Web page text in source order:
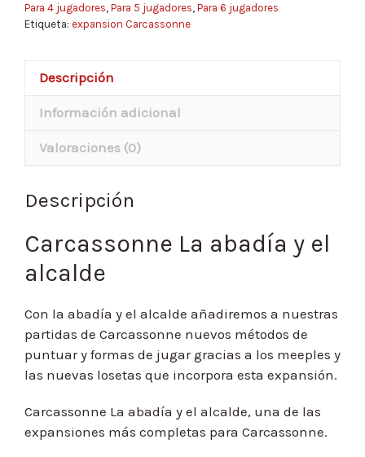
Para 4 jugadores Para 5 jugadores Para 6 jugadores
Etiqueta: expansion Carcassonne
Descripción
Información adicional
Valoraciones (0)
Descripción
Carcassonne La abadía y el
alcalde
Con la abadía y el alcalde añadiremos a nuestras
partidas de Carcassonne nuevos métodos de
puntuar y formas de jugar gracias a los meeples y
las nuevas losetas que incorpora esta expansión.
Carcassonne La abadía y el alcalde, una de las
expansiones más completas para Carcassonne.